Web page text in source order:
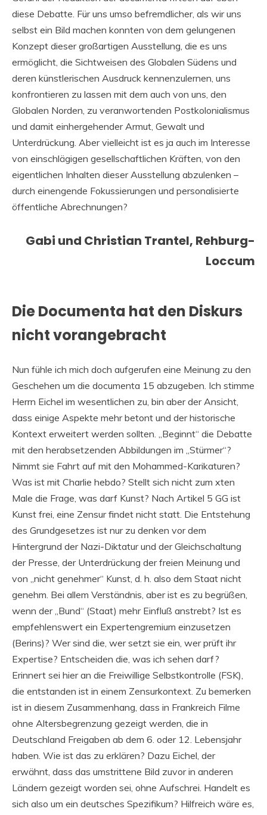
diese Debatte. Für uns umso befremdlicher, als wir uns
selbst ein Bild machen konnten von dem gelungenen
Konzept dieser großartigen Ausstellung, die es uns
ermöglicht, die Sichtweisen des Globalen Südens und
deren künstlerischen Ausdruck kennenzulernen, uns
konfrontieren zu lassen mit dem auch von uns, den
Globalen Norden, zu veranwortenden Postkolonialismus
und damit einhergehender Armut, Gewalt und
Unterdrückung. Aber vielleicht ist es ja auch im Interesse
von einschlägigen gesellschaftlichen Kräften, von den
eigentlichen Inhalten dieser Ausstellung abzulenken –
durch einengende Fokussierungen und personalisierte
öffentliche Abrechnungen?
Gabi und Christian Trantel, Rehburg-
Loccum
Die Documenta hat den Diskurs
nicht vorangebracht
Nun fühle ich mich doch aufgerufen eine Meinung zu den
Geschehen um die documenta 15 abzugeben. Ich stimme
Herrn Eichel im wesentlichen zu, bin aber der Ansicht,
dass einige Aspekte mehr betont und der historische
Kontext erweitert werden sollten. „Beginnt“ die Debatte
mit den herabsetzenden Abbildungen im „Stürmer“?
Nimmt sie Fahrt auf mit den Mohammed-Karikaturen?
Was ist mit Charlie hebdo? Stellt sich nicht zum xten
Male die Frage, was darf Kunst? Nach Artikel 5 GG ist
Kunst frei, eine Zensur findet nicht statt. Die Entstehung
des Grundgesetzes ist nur zu denken vor dem
Hintergrund der Nazi-Diktatur und der Gleichschaltung
der Presse, der Unterdrückung der freien Meinung und
von „nicht genehmer“ Kunst, d. h. also dem Staat nicht
genehm. Bei allem Verständnis, aber ist es zu begrüßen,
wenn der „Bund“ (Staat) mehr Einfluß anstrebt? Ist es
empfehlenswert ein Expertengremium einzusetzen
(Berins)? Wer sind die, wer setzt sie ein, wer prüft ihr
Expertise? Entscheiden die, was ich sehen darf?
Erinnert sei hier an die Freiwillige Selbstkontrolle (FSK),
die entstanden ist in einem Zensurkontext. Zu bemerken
ist in diesem Zusammenhang, dass in Frankreich Filme
ohne Altersbegrenzung gezeigt werden, die in
Deutschland Freigaben ab dem 6. oder 12. Lebensjahr
haben. Wie ist das zu erklären? Dazu Eichel, der
erwähnt, dass das umstrittene Bild zuvor in anderen
Ländern gezeigt worden sei, ohne Aufschrei. Handelt es
sich also um ein deutsches Spezifikum? Hilfreich wäre es,